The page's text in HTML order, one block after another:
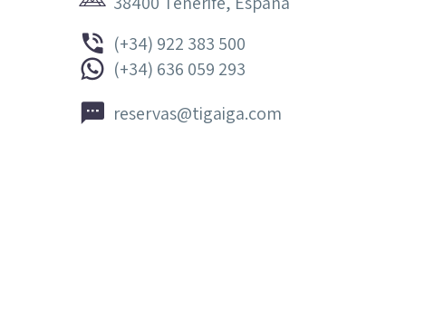

 (+34) 922 383 500

 (+34) 636 059 293

 reservas@tigaiga.com